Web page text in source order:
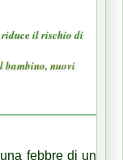
riduce il rischio di
bambino, nuovi
febbre di un